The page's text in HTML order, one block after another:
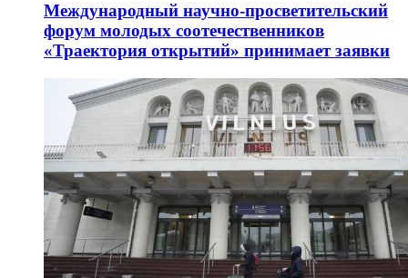
Международный научно-просветительский
форум молодых соотечественников
«Траектория открытий» принимает заявки